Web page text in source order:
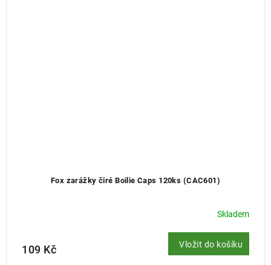
Fox zarážky čiré Boilie Caps 120ks (CAC601)
Skladem
109 Kč Vložit do košíku